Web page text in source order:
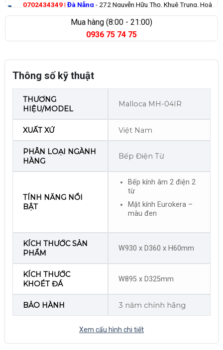
0702434349| Đà Nẵng - 272 Nguyễn Hữu Thọ, Khuê Trung, Hoà
Cường |Bản đồ
Mua hàng (8:00 - 21:00)
0936 75 74 75
Thông số kỹ thuật
THƯƠNG
HIỆU/MODEL
Malloca MH-04IR
XUẤT XỨ Việt Nam
PHÂN LOẠI NGÀNH
HÀNG
Bếp Điện Từ
TÍNH NĂNG NỔI
BẬT
Bếp kính âm 2 điện 2
từ
Mặt kính Eurokera –
màu đen
KÍCH THƯỚC SẢN
PHẨM
W930 x D360 x H60mm
KÍCH THƯỚC
KHOÉT ĐÁ
W895 x D325mm
BẢO HÀNH 3 năm chính hãng
Xem cấu hình chi tiết